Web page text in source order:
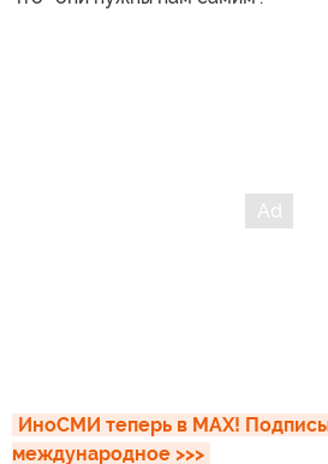
ИноСМИ теперь в MAX!
международное >>>